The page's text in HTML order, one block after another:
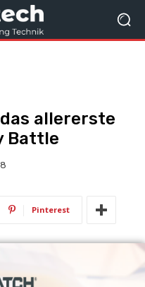
allererste
Battle
Pinterest